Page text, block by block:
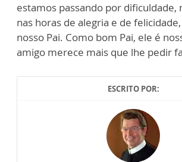
estamos passando por dificuldade,
nas horas de alegria e de
nosso Pai. Como bom Pai, ele é
amigo merece mais que lhe pedir
ESCRITO POR: